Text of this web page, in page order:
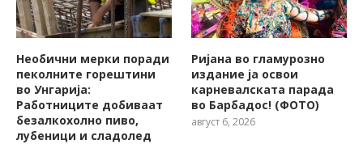
Необични мерки поради
пеколните горештини
во Унгарија:
Работниците добиваат
безалкохолно пиво,
лубеници и сладолед
Ријана во гламурозно
издание ја освои
карневалската парада
во Барбадос! (ФОТО)
август 6, 2026